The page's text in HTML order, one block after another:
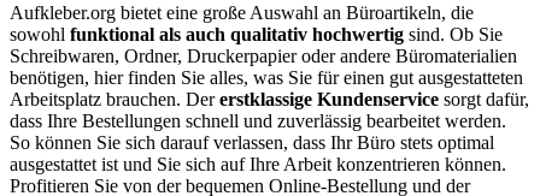
Aufkleber.org bietet eine große Auswahl an Büroartikeln, die
sowohl funktional als auch qualitativ hochwertig sind. Ob Sie
Schreibwaren, Ordner, Druckerpapier oder andere Büromaterialien
benötigen, hier finden Sie alles, was Sie für einen gut ausgestatteten
Arbeitsplatz brauchen. Dererstklassige Kundenservice sorgt dafür,
dass Ihre Bestellungen schnell und zuverlässig bearbeitet werden.
So können Sie sich darauf verlassen, dass Ihr Büro stets optimal
ausgestattet ist und Sie sich auf Ihre Arbeit konzentrieren können.
Profitieren Sie von der bequemen Online-Bestellung und der